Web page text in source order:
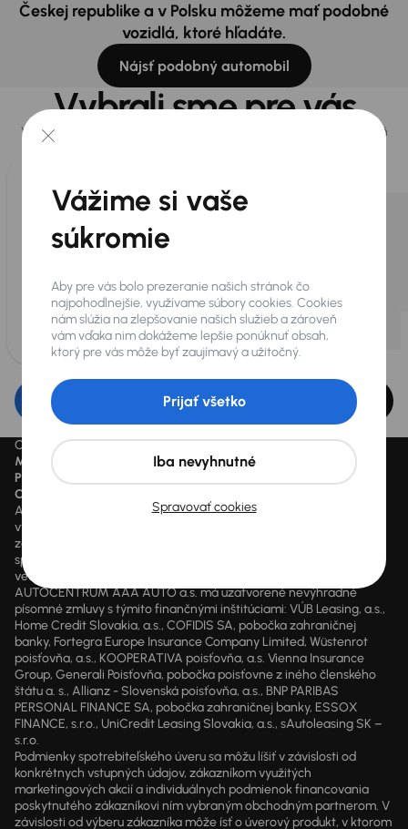
Českej republike a v Polsku môžeme mať podobné
vozidlá, ktoré hľadáte.
Nájsť podobný automobil
Vybrali sme pre vás
Vyberáme pre vás tie
z našej ponuky. Každý deň
Upraviť filter
Ceny sú vrátane DPH pokiaľ nie je uvedené inak.
Mesačne od
je minimálna možná mesačná splátka.
Preškrtnutý cenový údaj
Cena
AUTOCENTRUM AAA AUTO a.s. je samostatný finančný agent
vykonávajúci finančné sprostredkovanie v sektore poistenia alebo
zaistenia a sektore poskytovania úverov, úverov na bývanie a
spotrebiteľských úverov zapísaný v registri pod číslom 203771
vedený Národnou bankou Slovenska.
AUTOCENTRUM AAA AUTO a.s. má uzatvorené nevýhradné
písomné zmluvy s týmito finančnými inštitúciami: VÚB Leasing, a.s.,
Home Credit Slovakia, a.s., COFIDIS SA, pobočka zahraničnej
banky, Fortegra Europe Insurance Company Limited, Wüstenrot
poisťovňa, a.s., KOOPERATIVA poisťovňa, a.s. Vienna Insurance
Group, Generali Poisťovňa, pobočka poisťovne z iného členského
štátu a. s., Allianz - Slovenská poisťovňa, a.s., BNP PARIBAS
PERSONAL FINANCE SA, pobočka zahraničnej banky, ESSOX
FINANCE, s.r.o., UniCredit Leasing Slovakia, a.s., sAutoleasing SK –
s.r.o.
Podmienky spotrebiteľského úveru sa môžu líšiť v závislosti od
konkrétnych vstupných údajov, zákazníkom využitých
marketingových akcií a individuálnych podmienok financovania
poskytnutého zákazníkovi ním vybraným obchodným partnerom. V
závislosti od výberu zákazníka môže ísť o úverový produkt, v ktorom
Vážime si vaše
súkromie
Aby pre vás bolo prezeranie našich stránok čo
najpohodlnejšie, využívame súbory cookies. Cookies
nám slúžia na zlepšovanie našich služieb a zároveň
vám vďaka nim dokážeme lepšie ponúknuť obsah,
ktorý pre vás môže byť zaujímavý a užitočný.
Spravovať cookies
Iba nevyhnutné
Prijať všetko